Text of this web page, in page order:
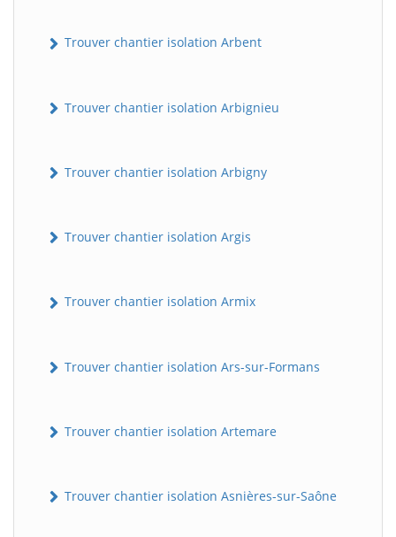
Trouver chantier isolation Arbent
Trouver chantier isolation Arbignieu
Trouver chantier isolation Arbigny
Trouver chantier isolation Argis
Trouver chantier isolation Armix
Trouver chantier isolation Ars-sur-Formans
Trouver chantier isolation Artemare
Trouver chantier isolation Asnières-sur-Saône